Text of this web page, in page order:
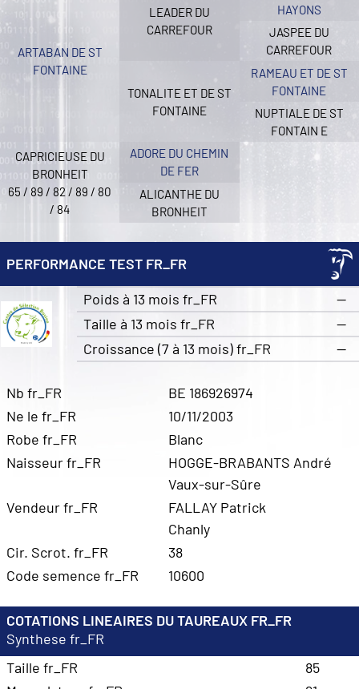
ARTABAN DE ST
FONTAINE
LEADER DU
CARREFOUR
TONALITE ET DE ST
FONTAINE
HAYONS
JASPEE DU
CARREFOUR
RAMEAU ET DE ST
FONTAINE
NUPTIALE DE ST
FONTAIN E
CAPRICIEUSE DU
BRONHEIT
65 / 89 / 82 / 89 / 80
/ 84
ADORE DU CHEMIN
DE FER
ALICANTHE DU
BRONHEIT
PERFORMANCE TEST FR_FR
Poids à 13 mois fr_FR
—
Taille à 13 mois fr_FR
—
Croissance (7 à 13 mois) fr_FR
—
Nb fr_FR
BE 186926974
Ne le fr_FR
10/11/2003
Robe fr_FR
Blanc
Naisseur fr_FR
HOGGE-BRABANTS André
Vaux-sur-Sûre
Vendeur fr_FR
FALLAY Patrick
Chanly
Cir. Scrot. fr_FR
38
Code semence fr_FR
10600
COTATIONS LINEAIRES DU TAUREAUX FR_FR
Synthese fr_FR
Taille fr_FR
85